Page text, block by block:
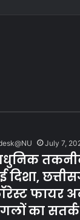
July 7,
दिशा,
फायर
का सतर्क